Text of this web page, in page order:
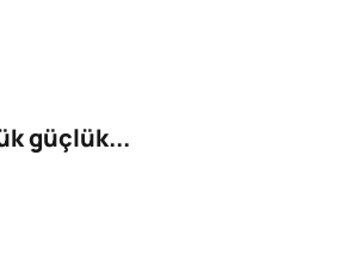
güçlük...